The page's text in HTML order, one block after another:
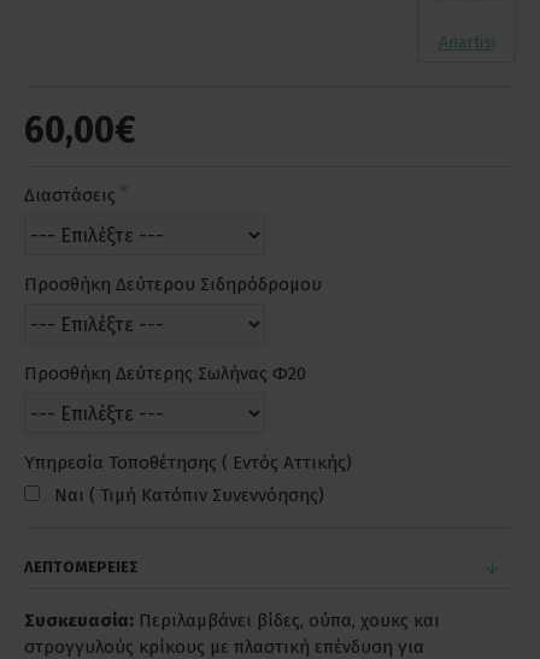
60,00€
Anartisi
Διαστάσεις
Προσθήκη Δεύτερου Σιδηρόδρομου
Προσθήκη Δεύτερης Σωλήνας Φ20
Υπηρεσία Τοποθέτησης ( Εντός Αττικής)
Ναι ( Τιμή Κατόπιν Συνεννόησης)
ΛΕΠΤΟΜΕΡΕΙΕΣ
Συσκευασία: Περιλαμβάνει βίδες, ούπα, χουκς και
στρογγυλούς κρίκους με πλαστική επένδυση για